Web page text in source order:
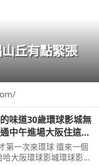
味道30歲環球影城無
中午進場大阪住這裡
次來環球 還來一個
大阪環球影城環球影城